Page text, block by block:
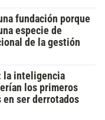
fundación porque
especie de
de la gestión
la inteligencia
los primeros
en ser derrotados